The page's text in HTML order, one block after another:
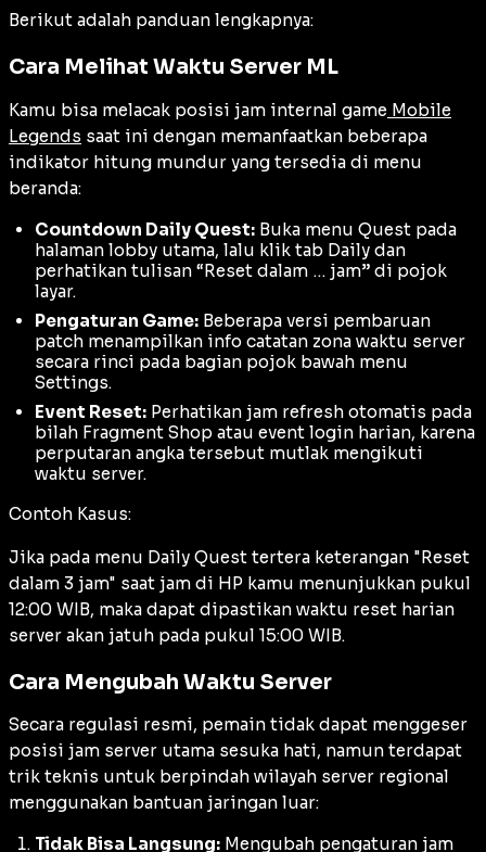
Berikut adalah panduan lengkapnya:
Cara Melihat Waktu Server ML
Kamu bisa melacak posisi jam internal game Mobile
Legends saat ini dengan memanfaatkan beberapa
indikator hitung mundur yang tersedia di menu
beranda:
Countdown Daily Quest: Buka menu Quest pada
halaman lobby utama, lalu klik tab Daily dan
perhatikan tulisan “Reset dalam … jam” di pojok
layar.
Pengaturan Game: Beberapa versi pembaruan
patch menampilkan info catatan zona waktu server
secara rinci pada bagian pojok bawah menu
Settings.
Event Reset: Perhatikan jam refresh otomatis pada
bilah Fragment Shop atau event login harian, karena
perputaran angka tersebut mutlak mengikuti
waktu server.
Contoh Kasus:
Jika pada menu Daily Quest tertera keterangan "Reset
dalam 3 jam" saat jam di HP kamu menunjukkan pukul
12:00 WIB, maka dapat dipastikan waktu reset harian
server akan jatuh pada pukul 15:00 WIB.
Cara Mengubah Waktu Server
Secara regulasi resmi, pemain tidak dapat menggeser
posisi jam server utama sesuka hati, namun terdapat
trik teknis untuk berpindah wilayah server regional
menggunakan bantuan jaringan luar:
Tidak Bisa Langsung: Mengubah pengaturan jam